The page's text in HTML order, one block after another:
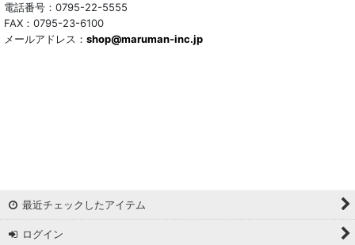
電話番号：0795-22-5555
FAX：0795-23-6100
メールアドレス： shop@maruman-inc.jp
最近チェックしたアイテム
ログイン